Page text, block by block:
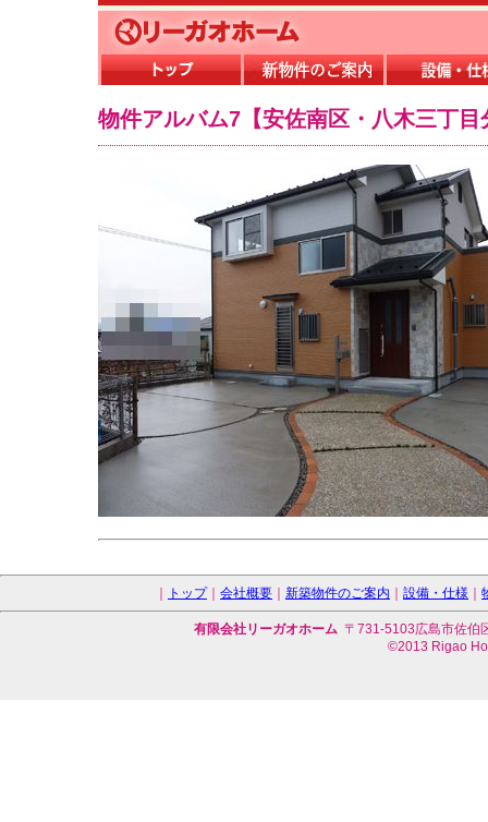
物件アルバム7【安佐南区・八木三丁
｜ トップ｜ 会社概要 ｜ 新築物件のご案内 ｜ 設備・仕様 ｜
有限会社リーガオホーム〒731-5103広島市佐伯
©2013 Rigao